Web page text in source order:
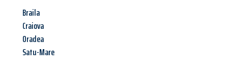
Braila
Craiova
Oradea
Satu-Mare